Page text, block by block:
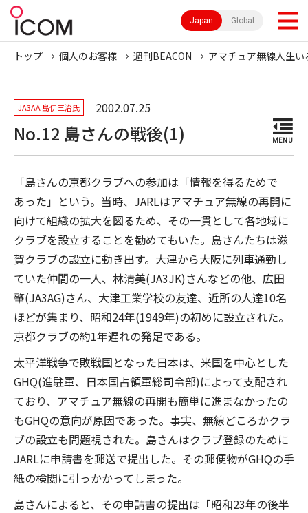
Japan Global
トップ 個人のお客様 週刊BEACON アマチュア無線人生い
JA3AA 島伊三治氏 2002.07.25
No.12 島さんの戦後(1) MENU
「島さんの京都クラブへの参加は「情報を得るためで
あった」という。当時、JARLはアマチュア無線の再開に
向けて組織の拡大を図るため、その一貫として各地域に
クラブを設立することを勧めてもいた。島さんたちは滋
賀クラブの設立に動き出す。大津から大阪に列車通勤し
ていた仲間の一人、林清美(JA3JK)さんなどの他、広田
肇(JA3AG)さん、大津工業学校の友達、近所の人達10名
ほどが集まり、昭和24年(1949年)の初めに設立された。
京都クラブの約1年遅れの発足である。
太平洋戦争で敗戦国となった日本は、米国を中心とした
GHQ(進駐軍、日本国占領軍総司令部)によって支配され
ており、アマチュア無線の再開も簡単に進まなかったの
もGHQの意向が原因であった。事実、無線どころかクラ
ブの設立も問題視された。島さんはクラブ登録のために
JARLに申請書を郵送で提出した。その郵便物がGHQの手
紙の検閲に引っかかってしまった。
島さんによると、その申請書の提出は「昭和23年の後半